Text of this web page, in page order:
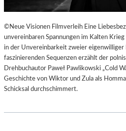
©Neue Visionen Filmverleih Eine
unvereinbaren Spannungen im Kalten
in der Unvereinbarkeit zweier eigenwilliger
faszinierenden Sequenzen erzählt der
Drehbuchautor Paweł Pawlikowski „Cold
Geschichte von Wiktor und Zula als
Schicksal durchschimmert.